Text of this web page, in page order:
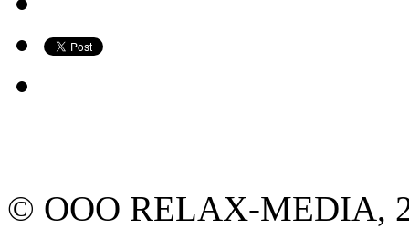
© ООО RELAX-MEDIA,